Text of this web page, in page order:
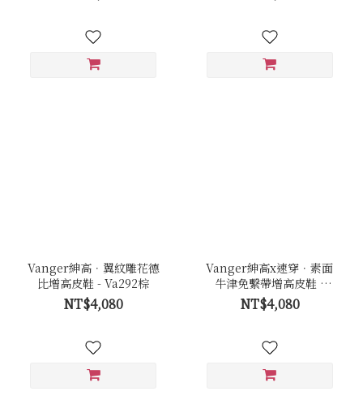
Vanger紳高．翼紋雕花德
比增高皮鞋 - Va292棕
NT$4,080
Vanger紳高x速穿．素面
牛津免繫帶增高皮鞋 -
Va294棕
NT$4,080